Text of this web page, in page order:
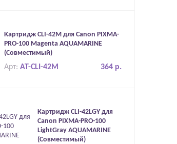
Картридж CLI-42M для Canon PIXMA-
PRO-100 Magenta AQUAMARINE
(Совместимый)
364 р.
Арт: AT-CLI-42M
Картридж CLI-42LGY для
Canon PIXMA-PRO-100
LightGray AQUAMARINE
(Совместимый)